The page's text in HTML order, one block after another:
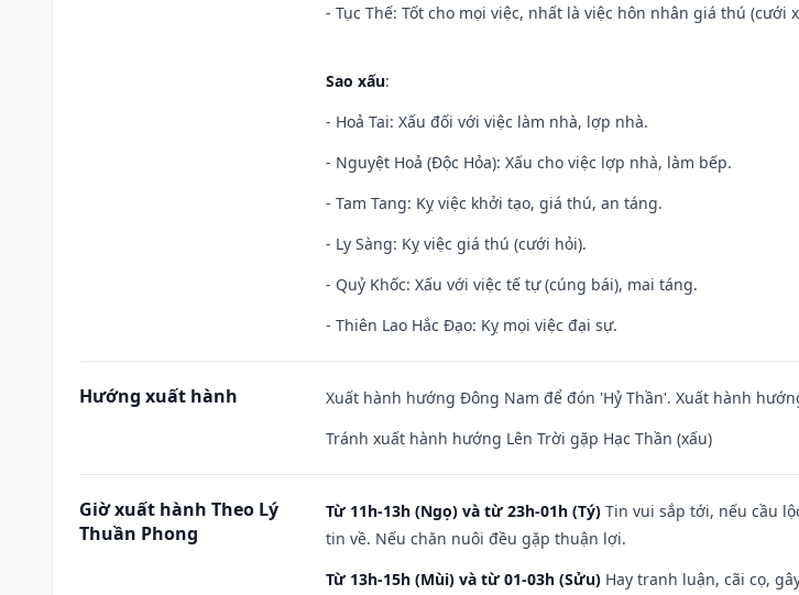
- Tục Thế: Tốt cho mọi việc, nhất là việc hôn nhân giá thú (cưới
Sao xấu:
- Hoả Tai: Xấu đối với việc làm nhà, lợp nhà.
- Nguyệt Hoả (Độc Hỏa): Xấu cho việc lợp nhà, làm bếp.
- Tam Tang: Kỵ việc khởi tạo, giá thú, an táng.
- Ly Sàng: Kỵ việc giá thú (cưới hỏi).
- Quỷ Khốc: Xấu với việc tế tự (cúng bái), mai táng.
- Thiên Lao Hắc Đạo: Kỵ mọi việc đại sự.
Hướng xuất hành
Xuất hành hướng Đông Nam để đón 'Hỷ Thần'. Xuất hành
Tránh xuất hành hướng Lên Trời gặp Hạc Thần (xấu)
Giờ xuất hành Theo Lý
Thuần Phong
Từ 11h-13h (Ngọ) và từ 23h-01h (Tý) Tin vui sắp tới, nếu cầu
tin về. Nếu chăn nuôi đều gặp thuận lợi.
Từ 13h-15h (Mùi) và từ 01-03h (Sửu) Hay tranh luận, cãi cọ,